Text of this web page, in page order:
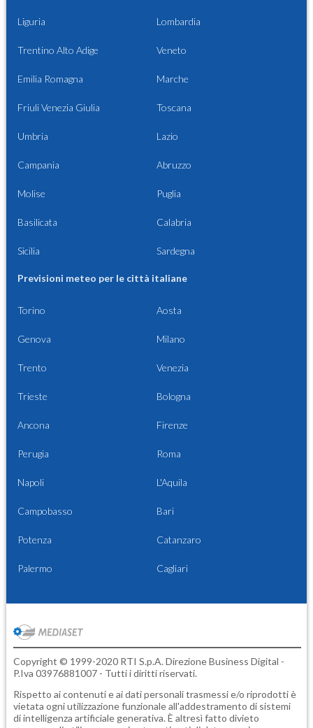
Liguria Lombardia
Trentino Alto Adige Veneto
Emilia Romagna Marche
Friuli Venezia Giulia Toscana
Umbria Lazio
Campania Abruzzo
Molise Puglia
Basilicata Calabria
Sicilia Sardegna
Previsioni meteo per le città italiane
Torino Aosta
Genova Milano
Trento Venezia
Trieste Bologna
Ancona Firenze
Perugia Roma
Napoli L'Aquila
Campobasso Bari
Potenza Catanzaro
Palermo Cagliari
Copyright © 1999-2020 RTI S.p.A. Direzione Business Digital -
P.Iva 03976881007 - Tutti i diritti riservati.
Rispetto ai contenuti e ai dati personali trasmessi e/o riprodotti è
vietata ogni utilizzazione funzionale all'addestramento di sistemi
di intelligenza artificiale generativa. È altresì fatto divieto